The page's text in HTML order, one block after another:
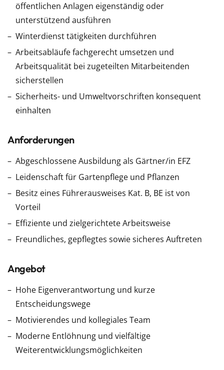
öffentlichen Anlagen eigenständig oder
unterstützend ausführen
Winterdienst tätigkeiten durchführen
Arbeitsabläufe fachgerecht umsetzen und
Arbeitsqualität bei zugeteilten Mitarbeitenden
sicherstellen
Sicherheits- und Umweltvorschriften konsequent
einhalten
Anforderungen
Abgeschlossene Ausbildung als Gärtner/in EFZ
Leidenschaft für Gartenpflege und Pflanzen
Besitz eines Führerausweises Kat. B, BE ist von
Vorteil
Effiziente und zielgerichtete Arbeitsweise
Freundliches, gepflegtes sowie sicheres Auftreten
Angebot
Hohe Eigenverantwortung und kurze
Entscheidungswege
Motivierendes und kollegiales Team
Moderne Entlöhnung und vielfältige
Weiterentwicklungsmöglichkeiten